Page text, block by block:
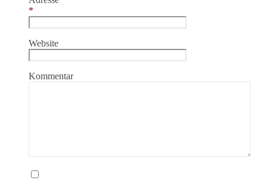
*
Website
Kommentar